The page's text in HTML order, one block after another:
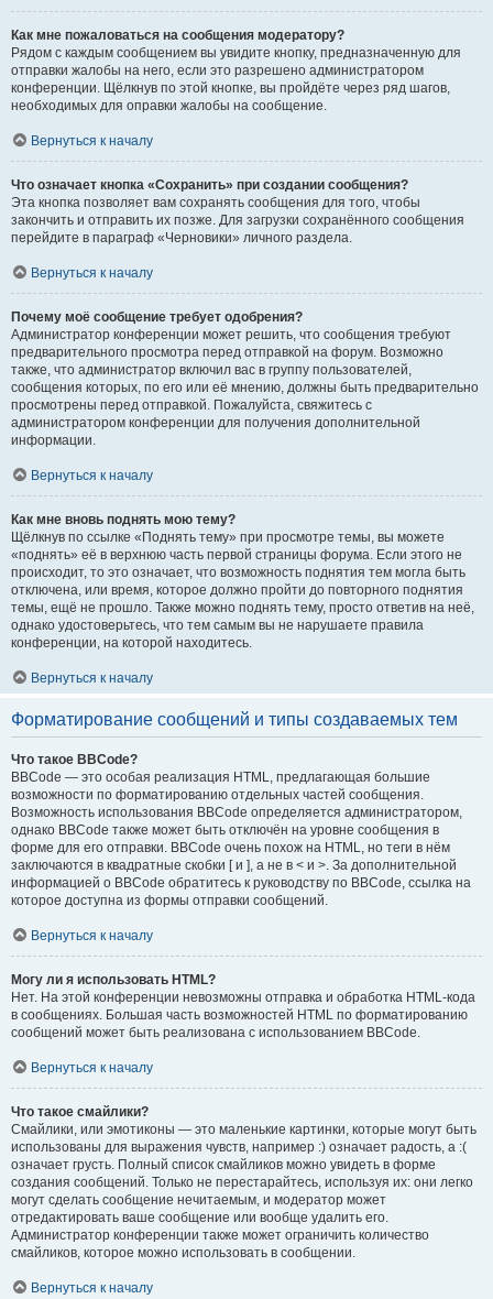
Как мне пожаловаться на сообщения модератору?
Рядом с каждым сообщением вы увидите кнопку, предназначенную для
отправки жалобы на него, если это разрешено администратором
конференции. Щёлкнув по этой кнопке, вы пройдёте через ряд шагов,
необходимых для оправки жалобы на сообщение.
Вернуться к началу
Что означает кнопка «Сохранить» при создании сообщения?
Эта кнопка позволяет вам сохранять сообщения для того, чтобы
закончить и отправить их позже. Для загрузки сохранённого сообщения
перейдите в параграф «Черновики» личного раздела.
Вернуться к началу
Почему моё сообщение требует одобрения?
Администратор конференции может решить, что сообщения требуют
предварительного просмотра перед отправкой на форум. Возможно
также, что администратор включил вас в группу пользователей,
сообщения которых, по его или её мнению, должны быть предварительно
просмотрены перед отправкой. Пожалуйста, свяжитесь с
администратором конференции для получения дополнительной
информации.
Вернуться к началу
Как мне вновь поднять мою тему?
Щёлкнув по ссылке «Поднять тему» при просмотре темы, вы можете
«поднять» её в верхнюю часть первой страницы форума. Если этого не
происходит, то это означает, что возможность поднятия тем могла быть
отключена, или время, которое должно пройти до повторного поднятия
темы, ещё не прошло. Также можно поднять тему, просто ответив на неё,
однако удостоверьтесь, что тем самым вы не нарушаете правила
конференции, на которой находитесь.
Вернуться к началу
Форматирование сообщений и типы создаваемых тем
Что такое BBCode?
BBCode — это особая реализация HTML, предлагающая большие
возможности по форматированию отдельных частей сообщения.
Возможность использования BBCode определяется администратором,
однако BBCode также может быть отключён на уровне сообщения в
форме для его отправки. BBCode очень похож на HTML, но теги в нём
заключаются в квадратные скобки [ и ], а не в < и >. За дополнительной
информацией о BBCode обратитесь к руководству по BBCode, ссылка на
которое доступна из формы отправки сообщений.
Вернуться к началу
Могу ли я использовать HTML?
Нет. На этой конференции невозможны отправка и обработка HTML-кода
в сообщениях. Большая часть возможностей HTML по форматированию
сообщений может быть реализована с использованием BBCode.
Вернуться к началу
Что такое смайлики?
Смайлики, или эмотиконы — это маленькие картинки, которые могут быть
использованы для выражения чувств, например :) означает радость, а :(
означает грусть. Полный список смайликов можно увидеть в форме
создания сообщений. Только не перестарайтесь, используя их: они легко
могут сделать сообщение нечитаемым, и модератор может
отредактировать ваше сообщение или вообще удалить его.
Администратор конференции также может ограничить количество
смайликов, которое можно использовать в сообщении.
Вернуться к началу